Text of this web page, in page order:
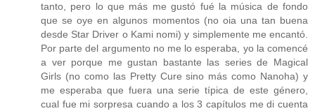
tanto, pero lo que más me gustó fué la música de fondo
que se oye en algunos momentos (no oia una tan buena
desde Star Driver o Kami nomi) y simplemente me encantó.
Por parte del argumento no me lo esperaba, yo la comencé
a ver porque me gustan bastante las series de Magical
Girls (no como las Pretty Cure sino más como Nanoha) y
me esperaba que fuera una serie típica de este género,
cual fue mi sorpresa cuando a los 3 capítulos me di cuenta